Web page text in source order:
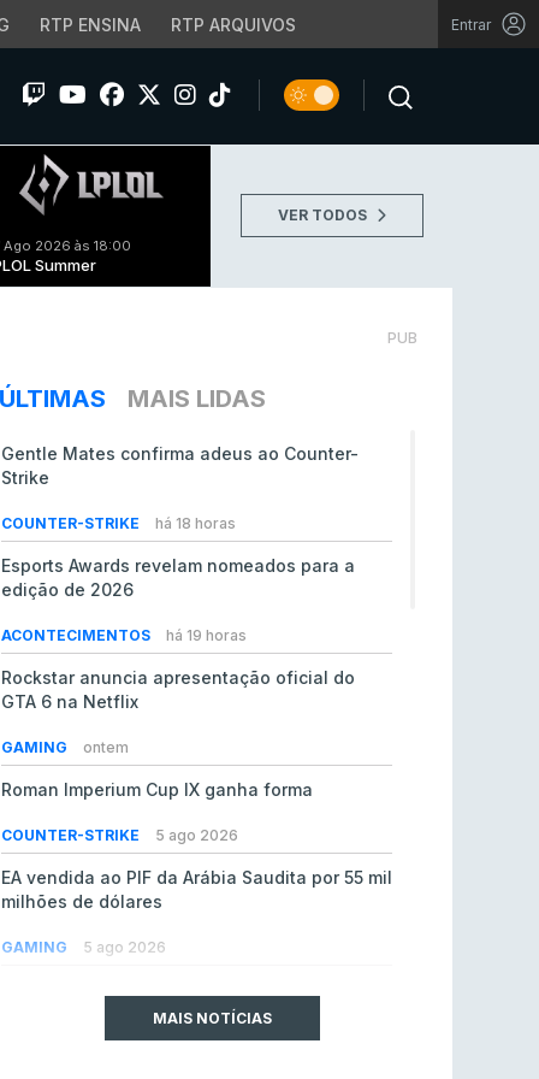
RTP ENSINA RTP ARQUIVOS Entrar
Ago 2026 às 18:00
Summer
VER TODOS
PUB
ÚLTIMAS MAIS LIDAS
Gentle Mates confirma adeus ao Counter-
Strike
COUNTER-STRIKE há 18 horas
Esports Awards revelam nomeados para a
edição de 2026
ACONTECIMENTOS há 19 horas
Rockstar anuncia apresentação oficial do
GTA 6 na Netflix
GAMING ontem
Roman Imperium Cup IX ganha forma
COUNTER-STRIKE 5 ago 2026
EA vendida ao PIF da Arábia Saudita por 55 mil
milhões de dólares
GAMING 5 ago 2026
MAIS NOTÍCIAS